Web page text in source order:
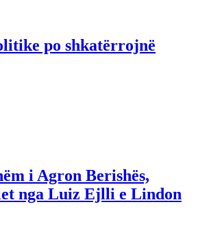
po shkatërrojnë
i Agron Berishës,
nga Luiz Ejlli e Lindon